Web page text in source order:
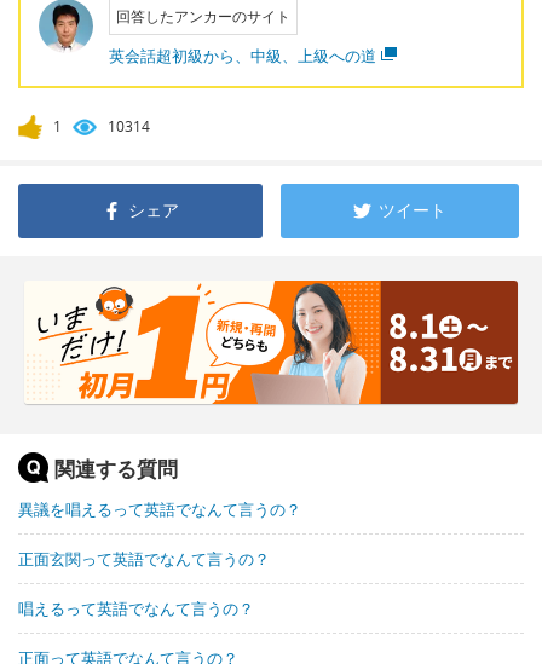
回答したアンカーのサイト
英会話超初級から、中級、上級への道
1 10314
シェア ツイート
関連する質問
異議を唱えるって英語でなんて言うの？
正面玄関って英語でなんて言うの？
唱えるって英語でなんて言うの？
正面って英語でなんて言うの？